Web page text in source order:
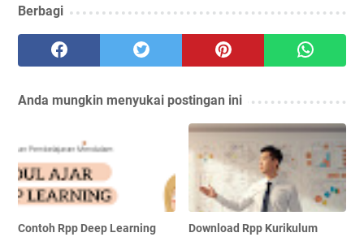
Berbagi
Anda mungkin menyukai postingan ini
Contoh Rpp Deep Learning
Download Rpp Kurikulum